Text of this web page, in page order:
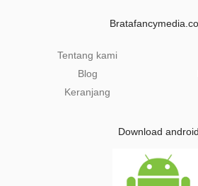
Tentang kami
Blog
Keranjang
Download android